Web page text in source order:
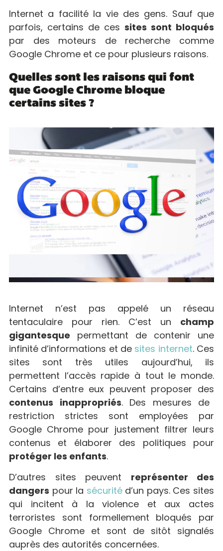
Internet a facilité la vie des gens. Sauf que
parfois, certains de ces sites sont bloqués
par des moteurs de recherche comme
Google Chrome et ce pour plusieurs raisons.
Quelles sont les raisons qui font
que Google Chrome bloque
certains sites ?
Internet n’est pas appelé un réseau
tentaculaire pour rien. C’est un champ
gigantesque permettant de contenir une
infinité d’informations et de sites internet. Ces
sites sont très utiles aujourd’hui, ils
permettent l’accès rapide à tout le monde.
Certains d’entre eux peuvent proposer des
contenus inappropriés. Des mesures de
restriction strictes sont employées par
Google Chrome pour justement filtrer leurs
contenus et élaborer des politiques pour
protéger les enfants.
D’autres sites peuvent représenter des
dangers pour la sécuritéd’un pays. Ces sites
qui incitent à la violence et aux actes
terroristes sont formellement bloqués par
Google Chrome et sont de sitôt signalés
auprès des autorités concernées.